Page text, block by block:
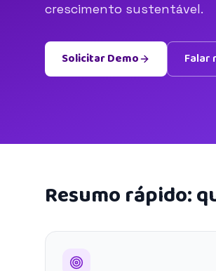
crescimento sustentável.
Solicitar Demo Falar
Resumo rápido: